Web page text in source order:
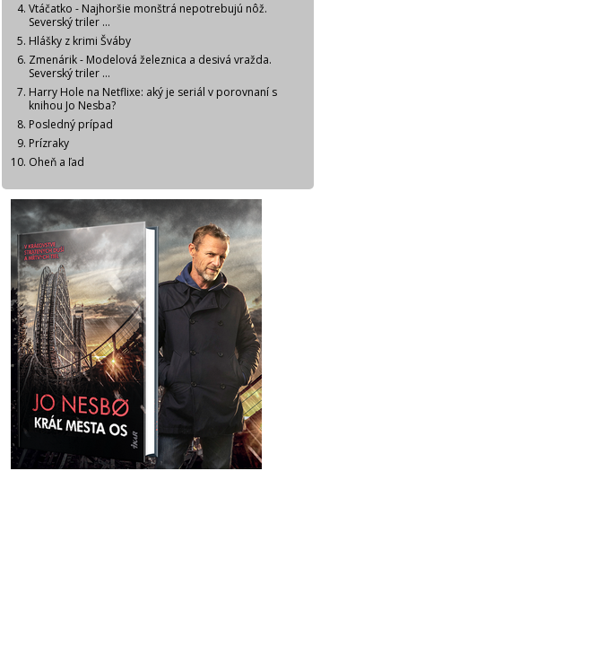
Vtáčatko - Najhoršie monštrá nepotrebujú nôž.
Severský triler ...
Hlášky z krimi Šváby
Zmenárik - Modelová železnica a desivá vražda.
Severský triler ...
Harry Hole na Netflixe: aký je seriál v porovnaní s
knihou Jo Nesba?
Posledný prípad
Prízraky
Oheň a ľad